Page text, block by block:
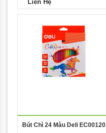
Liên Hệ
Bút Chì 24 Màu Deli EC00120